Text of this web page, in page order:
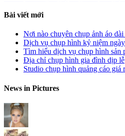
Bài viết mới
Nơi nào chuyên chụp ảnh áo
Dịch vụ chụp hình kỷ niệm
Tìm hiểu dịch vụ chụp hình sản
Địa chỉ chụp hình gia đình dịp lễ
Studio chụp hình quảng cáo giá
News in Pictures